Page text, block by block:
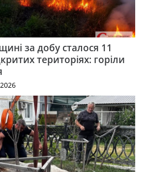
за добу сталося 11
територіях: горіли